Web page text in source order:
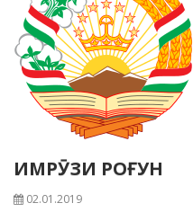
ИМРӮЗИ РОҒУН
02.01.2019